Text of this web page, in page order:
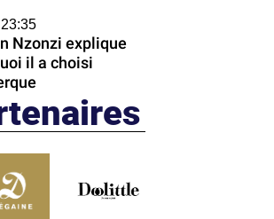
Nzonzi explique
il a choisi